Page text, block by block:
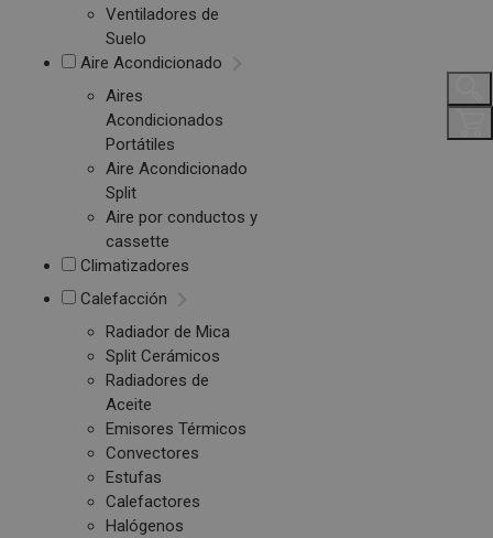
Ventiladores de
Suelo
Aire Acondicionado
Aires
Acondicionados
Portátiles
Aire Acondicionado
Split
Aire por conductos y
cassette
Climatizadores
Calefacción
Radiador de Mica
Split Cerámicos
Radiadores de
Aceite
Emisores Térmicos
Convectores
Estufas
Calefactores
Halógenos